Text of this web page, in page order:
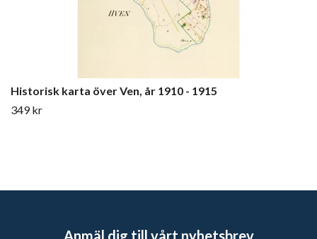
Historisk karta över Ven, år 1910 - 1915
349 kr
Anmäl dig till vårt nyhetsbrev